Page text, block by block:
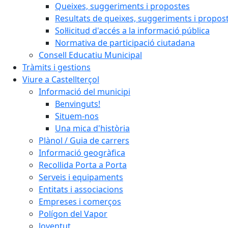
Queixes, suggeriments i propostes
Resultats de queixes, suggeriments i
Sol·licitud d'accés a la informació pública
Normativa de participació ciutadana
Consell Educatiu Municipal
Tràmits i gestions
Viure a Castellterçol
Informació del municipi
Benvinguts!
Situem-nos
Una mica d'història
Plànol / Guia de carrers
Informació geogràfica
Recollida Porta a Porta
Serveis i equipaments
Entitats i associacions
Empreses i comerços
Polígon del Vapor